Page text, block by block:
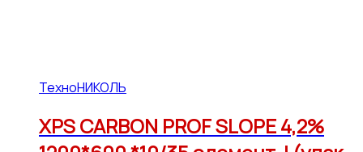
ТехноНИКОЛЬ
XPS CARBON PROF SLOPE 4,2%